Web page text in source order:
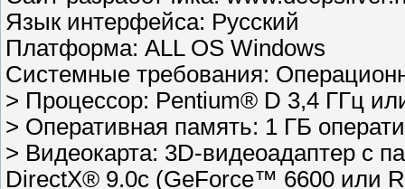
Язык интерфейса: Русский
Платформа: ALL OS Windows
Системные требования:
> Процессор: Pentium® D 3,4 ГГц
> Оперативная память: 1 ГБ
> Видеокарта: 3D-видеоадаптер с
DirectX® 9.0c (GeForce™ 6600 или